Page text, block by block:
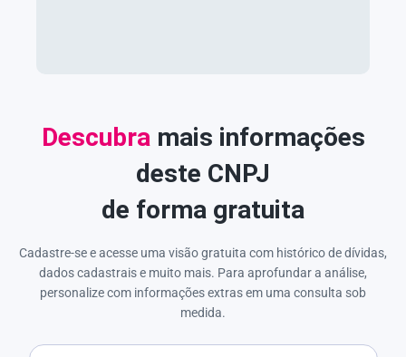
Descubra mais informações
deste CNPJ
de forma gratuita
Cadastre-se e acesse uma visão gratuita com histórico de dívidas,
dados cadastrais e muito mais. Para aprofundar a análise,
personalize com informações extras em uma consulta sob
medida.